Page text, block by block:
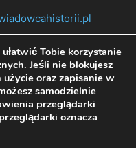
NAMITobie korzystanie
Jeśli nie blokujesz
oraz zapisanie w
samodzielnie
przeglądarki
oznacza